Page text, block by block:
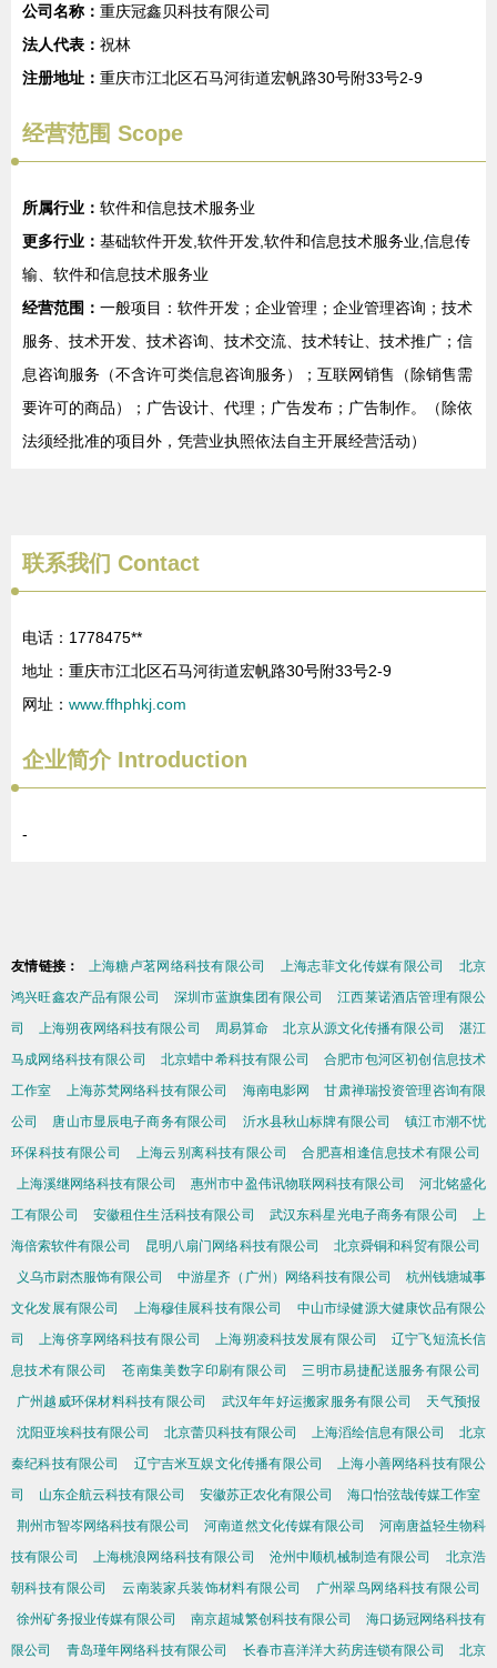
公司名称： 重庆冠鑫贝科技有限公司
法人代表： 祝林
注册地址： 重庆市江北区石马河街道宏帆路30号附33号2-9
经营范围 Scope
所属行业： 软件和信息技术服务业
更多行业： 基础软件开发,软件开发,软件和信息技术服务业,信息传
输、软件和信息技术服务业
经营范围： 一般项目：软件开发；企业管理；企业管理咨询；技术
服务、技术开发、技术咨询、技术交流、技术转让、技术推广；信
息咨询服务（不含许可类信息咨询服务）；互联网销售（除销售需
要许可的商品）；广告设计、代理；广告发布；广告制作。（除依
法须经批准的项目外，凭营业执照依法自主开展经营活动）
联系我们 Contact
电话：1778475**
地址：重庆市江北区石马河街道宏帆路30号附33号2-9
网址： www.ffhphkj.com
企业简介Introduction
-
友情链接： 上海糖卢茗网络科技有限公司 上海志菲文化传媒有限公司
北京
鸿兴旺鑫农产品有限公司
深圳市蓝旗集团有限公司
江西莱诺酒店管理有限公
司
上海朔夜网络科技有限公司 周易算命 北京从源文化传播有限公司
湛江
马成网络科技有限公司
北京蜡中希科技有限公司
合肥市包河区初创信息技术
工作室
上海苏梵网络科技有限公司 海南电影网
甘肃禅瑞投资管理咨询有限
公司
唐山市显辰电子商务有限公司 沂水县秋山标牌有限公司
镇江市潮不忧
环保科技有限公司
上海云别离科技有限公司
合肥喜相逢信息技术有限公司
上海溪继网络科技有限公司
惠州市中盈伟讯物联网科技有限公司
河北铭盛化
工有限公司
安徽租住生活科技有限公司 武汉东科星光电子商务有限公司
上
海倍索软件有限公司
昆明八扇门网络科技有限公司
北京舜铜和科贸有限公司
义乌市尉杰服饰有限公司
中游星齐（广州）网络科技有限公司
杭州钱塘城事
文化发展有限公司
上海穆佳展科技有限公司
中山市绿健源大健康饮品有限公
司
上海侪享网络科技有限公司 上海朔凌科技发展有限公司
辽宁飞短流长信
息技术有限公司
苍南集美数字印刷有限公司
三明市易捷配送服务有限公司
广州越威环保材料科技有限公司
武汉年年好运搬家服务有限公司
天气预报
沈阳亚埃科技有限公司
北京蕾贝科技有限公司 上海滔绘信息有限公司
北京
秦纪科技有限公司
辽宁吉米互娱文化传播有限公司
上海小善网络科技有限公
司
山东企航云科技有限公司 安徽苏正农化有限公司
海口怡弦哉传媒工作室
荆州市智岑网络科技有限公司
河南道然文化传媒有限公司
河南唐益轻生物科
技有限公司
上海桃浪网络科技有限公司 沧州中顺机械制造有限公司
北京浩
朝科技有限公司
云南装家兵装饰材料有限公司
广州翠鸟网络科技有限公司
徐州矿务报业传媒有限公司
南京超城繁创科技有限公司
海口扬冠网络科技有
限公司
青岛瑾年网络科技有限公司 长春市喜洋洋大药房连锁有限公司 北京